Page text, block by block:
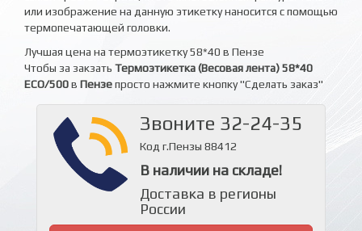
или изображение на данную этикетку наносится с помощью
термопечатающей головки.
Лучшая цена на термоэтикетку 58*40 в Пензе
Чтобы за закзать Термоэтикетка (Весовая лента) 58*40
ECO/500в Пензепросто нажмите кнопку "Сделать заказ"
Звоните 32-24-35
Код г.Пензы 88412
В наличии на складе!
Доставка в регионы
России